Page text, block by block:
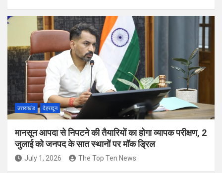
उत्तराखंड देहरादून
मानसून आपदा से निपटने की तैयारियों का होगा व्यापक परीक्षण, 2
जुलाई को जनपद के सात स्थानों पर मॉक ड्रिल
July 1, 2026 The Top Ten News